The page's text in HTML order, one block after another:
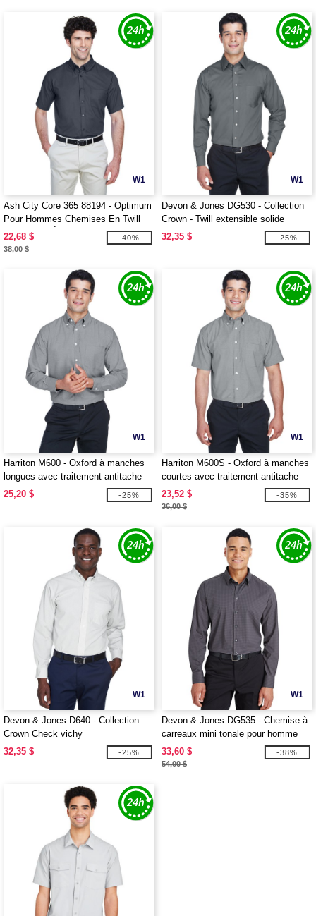
W1
Ash City Core 365 88194 - Optimum
Pour Hommes Chemises En Twill
Core 365™ À Manches Courtes
22,68 $
38,00 $
-40%
W1
Devon & Jones DG530 - Collection
Crown - Twill extensible solide
32,35 $
-25%
W1
Harriton M600 - Oxford à manches
longues avec traitement antitache
25,20 $
-25%
W1
Harriton M600S - Oxford à manches
courtes avec traitement antitache
23,52 $
36,00 $
-35%
W1
Devon & Jones D640 - Collection
Crown Check vichy
32,35 $
-25%
W1
Devon & Jones DG535 - Chemise à
carreaux mini tonale pour homme
CrownLux Performance
33,60 $
54,00 $
-38%